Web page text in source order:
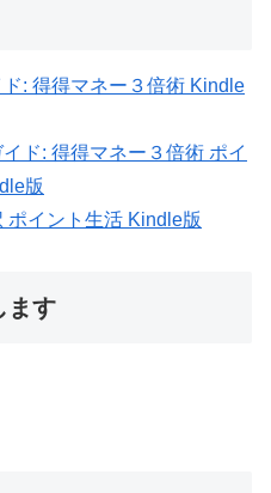
: 得得マネー３倍術 Kindle
ド: 得得マネー３倍術 ポイ
版
ポイント生活 Kindle版
ます